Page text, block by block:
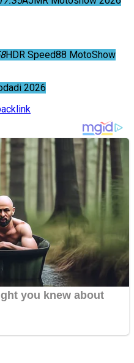
HDR Speed88 MotoShow
2026